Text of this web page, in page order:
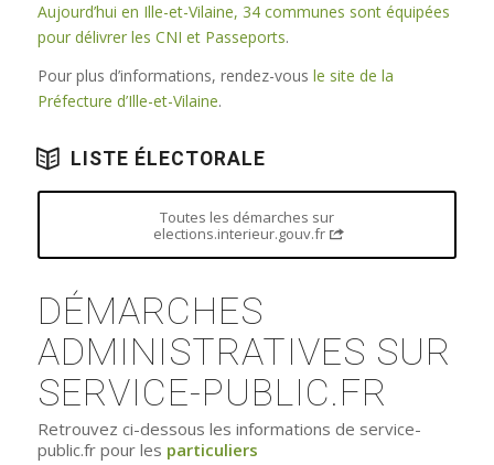
Aujourd’hui en Ille-et-Vilaine, 34 communes sont équipées
pour délivrer les CNI et Passeports.
Pour plus d’informations, rendez-vous le site de la
Préfecture d’Ille-et-Vilaine.
LISTE ÉLECTORALE
Toutes les démarches sur
elections.interieur.gouv.fr
DÉMARCHES
ADMINISTRATIVES SUR
SERVICE-PUBLIC.FR
Retrouvez ci-dessous les informations de service-
public.fr pour les particuliers